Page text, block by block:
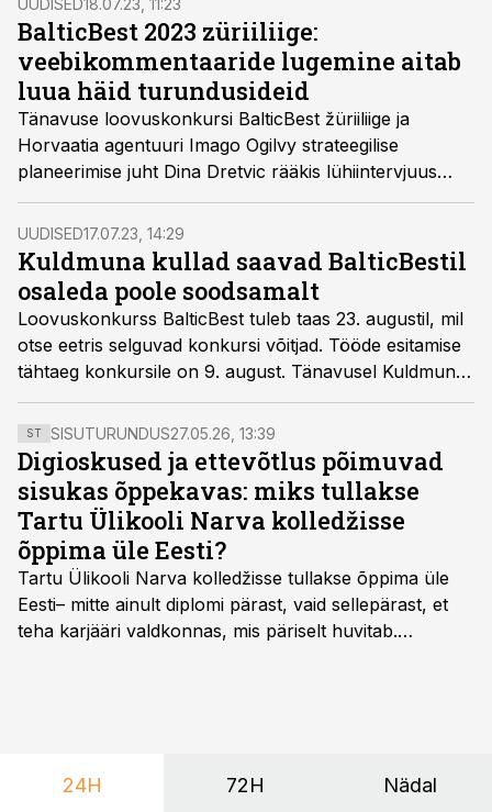
UUDISED18.07.23, 11:23
BalticBest 2023 züriiliige:
veebikommentaaride lugemine aitab
luua häid turundusideid
Tänavuse loovuskonkursi BalticBest žüriiliige ja
Horvaatia agentuuri Imago Ogilvy strateegilise
planeerimise juht Dina Dretvic rääkis lühiintervjuus
muu hulgas, et ammutab inspiratsiooni peamiselt
veebikommentaaridest ning inimestelt nende
igapäevases keskkonnas.
UUDISED17.07.23, 14:29
Kuldmuna kullad saavad BalticBestil
osaleda poole soodsamalt
Loovuskonkurss BalticBest tuleb taas 23. augustil, mil
otse eetris selguvad konkursi võitjad. Tööde esitamise
tähtaeg konkursile on 9. august. Tänavusel Kuldmunal
kulla võitnud töid saab BalticBestile esitada poole
soodsamalt.
ST SISUTURUNDUS27.05.26, 13:39
Digioskused ja ettevõtlus põimuvad
sisukas õppekavas: miks tullakse
Tartu Ülikooli Narva kolledžisse
õppima üle Eesti?
Tartu Ülikooli Narva kolledžisse tullakse õppima üle
Eesti– mitte ainult diplomi pärast, vaid sellepärast, et
teha karjääri valdkonnas, mis päriselt huvitab.
24H 72H Nädal